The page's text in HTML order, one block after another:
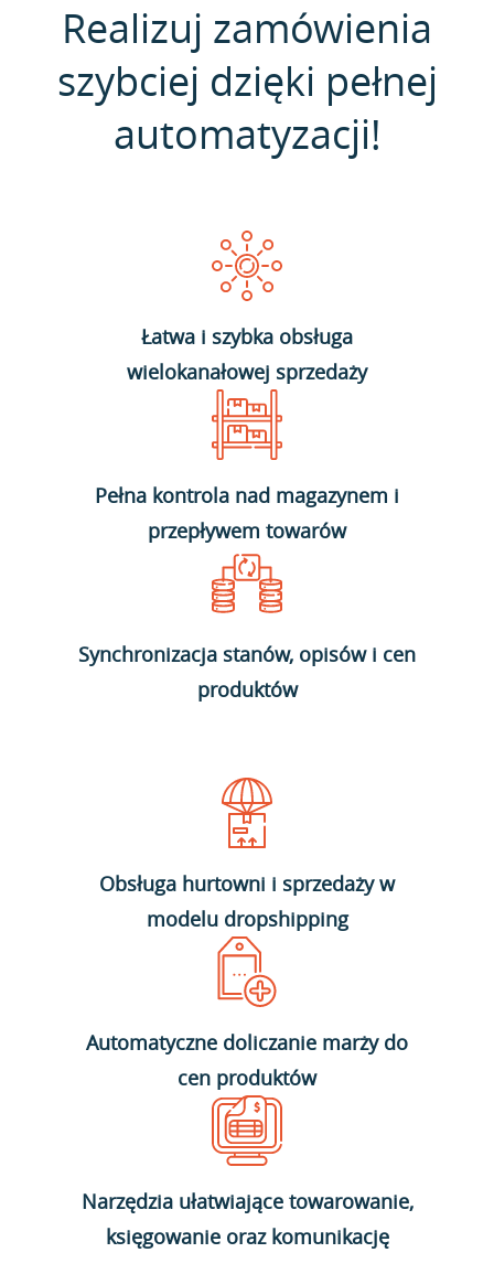
Realizuj zamówienia
szybciej dzięki pełnej
automatyzacji!
Łatwa i szybka obsługa
wielokanałowej sprzedaży
Pełna kontrola nad magazynem i
przepływem towarów
Synchronizacja stanów, opisów i cen
produktów
Obsługa hurtowni i sprzedaży w
modelu dropshipping
Automatyczne doliczanie marży do
cen produktów
Narzędzia ułatwiające towarowanie,
księgowanie oraz komunikację